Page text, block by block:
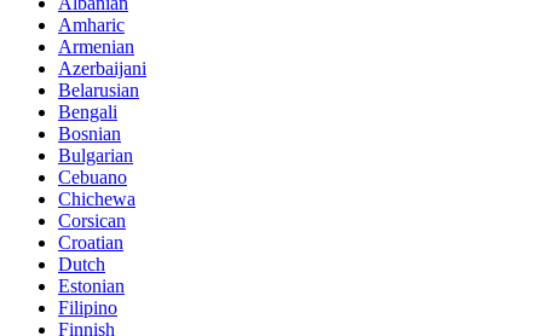
Amharic
Armenian
Azerbaijani
Belarusian
Bengali
Bosnian
Bulgarian
Cebuano
Chichewa
Corsican
Croatian
Dutch
Estonian
Filipino
Finnish